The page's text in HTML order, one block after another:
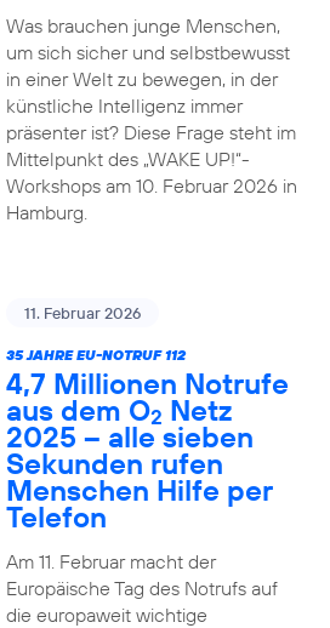
Was brauchen junge Menschen,
um sich sicher und selbstbewusst
in einer Welt zu bewegen, in der
künstliche Intelligenz immer
präsenter ist? Diese Frage steht im
Mittelpunkt des „WAKE UP!“-
Workshops am 10. Februar 2026 in
Hamburg.
11. Februar 2026
35 JAHRE EU-NOTRUF 112
4,7 Millionen Notrufe
aus dem O2 Netz
2025 – alle sieben
Sekunden rufen
Menschen Hilfe per
Telefon
Am 11. Februar macht der
Europäische Tag des Notrufs auf
die europaweit wichtige